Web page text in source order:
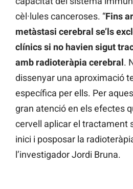
cèl·lules canceroses. “Fins
metàstasi cerebral se’ls
clínics si no havien sigut
amb radioteràpia cerebral.
dissenyar una aproximació
específica per ells. Per
gran atenció en els efectes
cervell aplicar el tractament
inici i posposar la
l’investigador Jordi Bruna.